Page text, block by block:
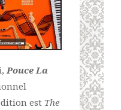
Pouce La
est The